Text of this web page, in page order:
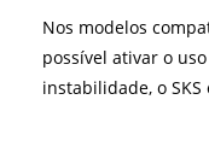
Nos modelos
possível ativar o
instabilidade, o